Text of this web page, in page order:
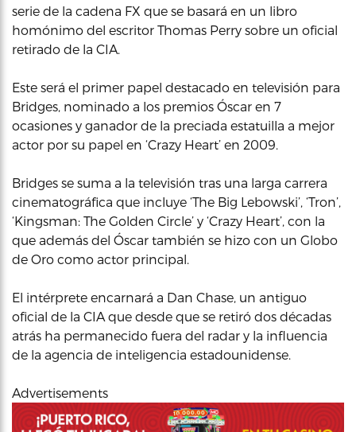
serie de la cadena FX que se basará en un libro
homónimo del escritor Thomas Perry sobre un oficial
retirado de la CIA.
Este será el primer papel destacado en televisión para
Bridges, nominado a los premios Óscar en 7
ocasiones y ganador de la preciada estatuilla a mejor
actor por su papel en ‘Crazy Heart’ en 2009.
Bridges se suma a la televisión tras una larga carrera
cinematográfica que incluye ‘The Big Lebowski’, ‘Tron’,
‘Kingsman: The Golden Circle’ y ‘Crazy Heart’, con la
que además del Óscar también se hizo con un Globo
de Oro como actor principal.
El intérprete encarnará a Dan Chase, un antiguo
oficial de la CIA que desde que se retiró dos décadas
atrás ha permanecido fuera del radar y la influencia
de la agencia de inteligencia estadounidense.
Advertisements